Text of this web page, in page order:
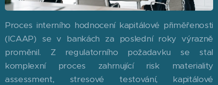
Proces interního hodnocení kapitálové přiměřenosti
(ICAAP) se v bankách za poslední roky výrazně
proměnil. Z regulatorního požadavku se stal
komplexní proces zahrnující risk materiality
assessment, stresové testování, kapitálové